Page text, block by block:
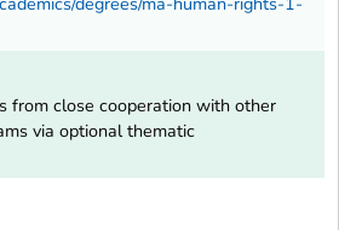
from close cooperation with other
via optional thematic